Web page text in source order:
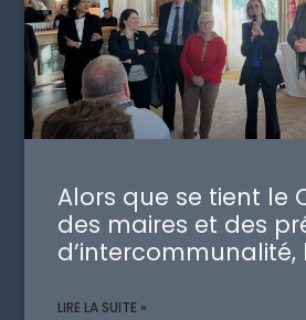
Alors que se tient le
des maires et des
d’intercommunalité,
LIRE LA SUITE »